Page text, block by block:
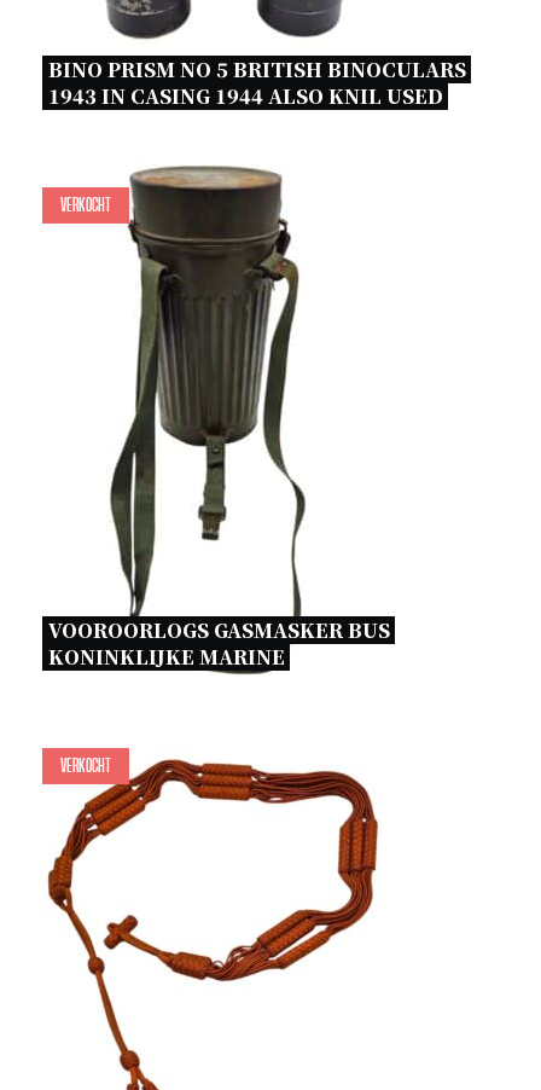
BINO PRISM NO 5 BRITISH BINOCULARS
1943 IN CASING 1944 ALSO KNIL USED
Verkocht
VOOROORLOGS GASMASKER BUS
KONINKLIJKE MARINE
Verkocht